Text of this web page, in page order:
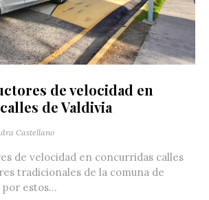
de velocidad en
de Valdivia
Castellano
de velocidad en concurridas calles
tradicionales de la comuna de
estos...